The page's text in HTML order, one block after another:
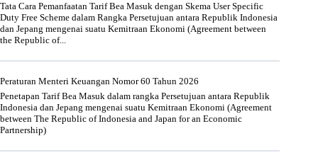
Tata Cara Pemanfaatan Tarif Bea Masuk dengan Skema User Specific
Duty Free Scheme dalam Rangka Persetujuan antara Republik Indonesia
dan Jepang mengenai suatu Kemitraan Ekonomi (Agreement between
the Republic of...
Peraturan Menteri Keuangan Nomor 60 Tahun 2026
Penetapan Tarif Bea Masuk dalam rangka Persetujuan antara Republik
Indonesia dan Jepang mengenai suatu Kemitraan Ekonomi (Agreement
between The Republic of Indonesia and Japan for an Economic
Partnership)